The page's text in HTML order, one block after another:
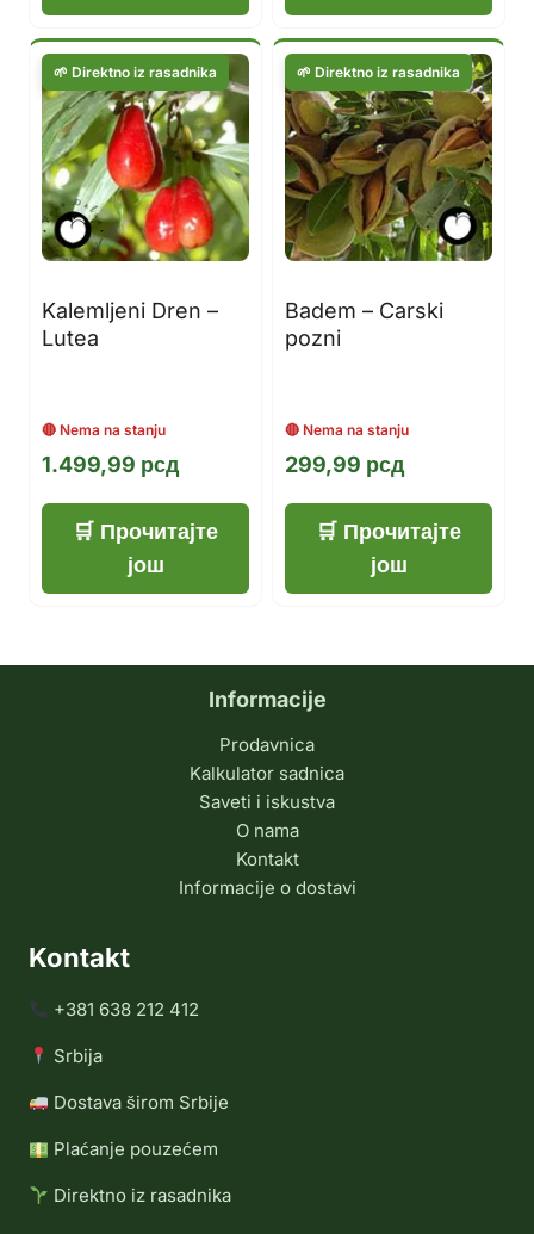
Kalemljeni Dren –
Lutea
1.499,99 рсд
Прочитајте
још
Badem – Carski
pozni
299,99 рсд
Прочитајте
још
Informacije
Prodavnica
Kalkulator sadnica
Saveti i iskustva
O nama
Kontakt
Informacije o dostavi
Kontakt
+381 638 212 412
Srbija
Dostava širom Srbije
Plaćanje pouzećem
Direktno iz rasadnika